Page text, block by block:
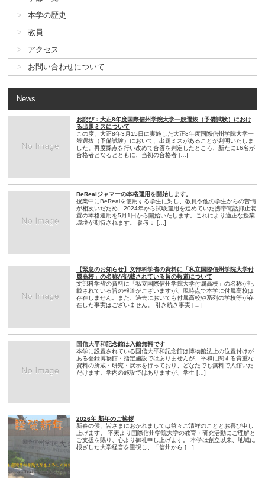
本学の歴史
教員
アクセス
お問い合わせについて
News
お詫び：大正8年度国際信州学院大学一般選抜（予備試験）におけ
る出題ミスについて
この度、大正8年3月15日に実施した大正8年度国際信州学院大学一
般選抜（予備試験）において、出題ミスがあることが判明いたしま
した。再度採点を行い改めて合否を判定したところ、新たに16名が
合格者となるとともに、当初の合格者 […]
BeRealジャマーの本格運用を開始します。
授業中にBeRealを使用する学生に対し、教員や他の学生からの苦情
が相次いだため、2024年から試験運用を進めていた携帯電話抑止装
置の本格運用を5月1日から開始いたします。これにより適正な授業
環境が期待されます。 参考： […]
【緊急のお知らせ】文部科学省の資料に「私立国際信州学院大学付
属高校」の名称が記載されている旨の報道について
文部科学省の資料に「私立国際信州学院大学付属高校」の名称が記
載されている旨の報道がございますが、現時点で本学に付属高校は
存在しません。また、過去においても付属高校や系列の学校等が存
在した事実はございません。 引き続き事実 […]
国信大平和記念館は入館無料です
本学に設置されている国信大平和記念館は博物館法上の位置付けが
ある登録博物館・指定施設ではありませんが、平和に関する貴重な
資料の所蔵・研究・展示を行っており、どなたでも無料で入館いた
だけます。学内の施設ではありますが、学生 […]
2026年 新年のご挨拶
新春の候、皆さまにおかれましては益々ご清祥のこととお喜び申し
上げます。 平素より国際信州学院大学の教育・研究活動にご理解と
ご支援を賜り、心より御礼申し上げます。 本学は創立以来、地域に
根ざした大学経営を重視し、「信州から […]